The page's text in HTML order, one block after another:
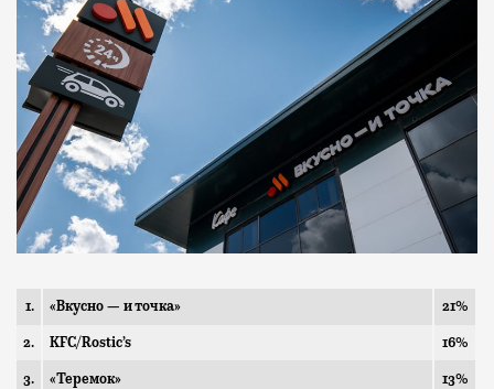
1. «Вкусно — и точка» 21%
2. KFC/Rostic’s 16%
3. «Теремок» 13%